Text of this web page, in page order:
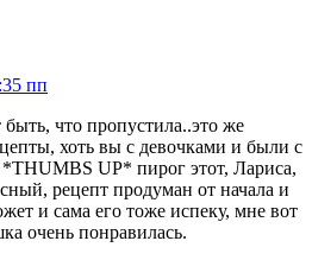
пп
что пропустила..это же
хоть вы с девочками и были с
*THUMBS UP* пирог этот, Лариса,
рецепт продуман от начала и
и сама его тоже испеку, мне вот
очень понравилась.